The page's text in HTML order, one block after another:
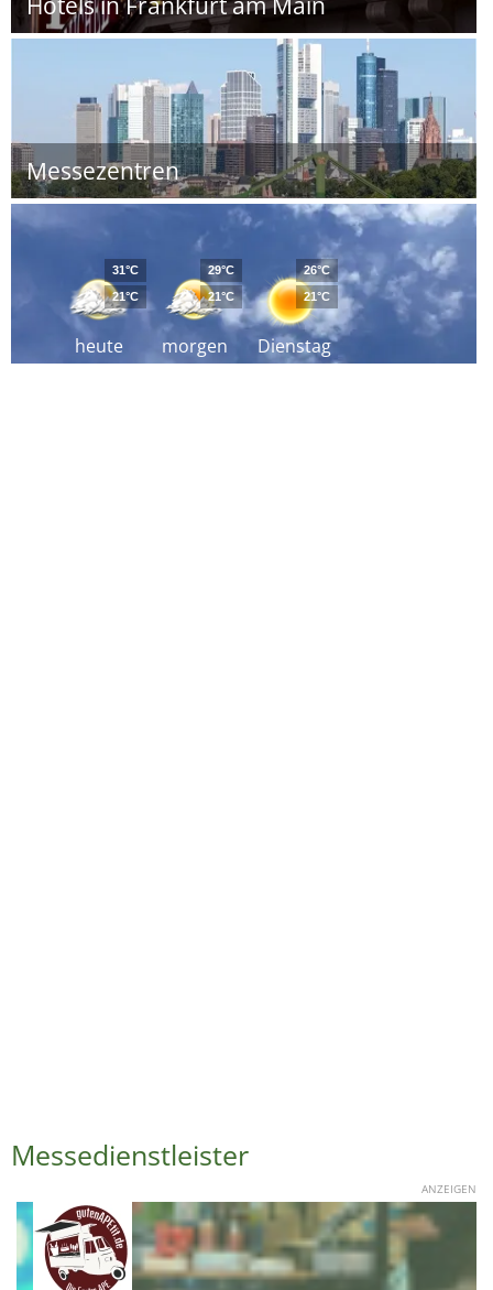
Messezentren
heute
31°C
21°C
morgen
29°C
21°C
Dienstag
26°C
21°C
Messedienstleister
ANZEIGEN